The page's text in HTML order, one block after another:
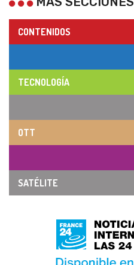
CONTENIDOS
TECNOLOGÍA
OTT
SATÉLITE